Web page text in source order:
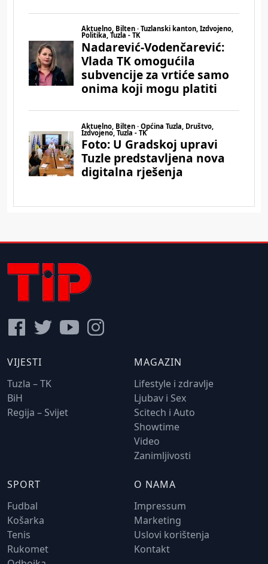
VIJESTI
Tuzla – TK
BiH
Regija – Svijet
MAGAZIN
Lifestyle i zdravlje
Ljubav i Sex
Scitech i Auto
Showtime
Video
Zanimljivosti
SPORT
Fudbal
Košarka
Tenis
Rukomet
O NAMA
Impressum
Marketing
Uslovi korištenja
Kontakt